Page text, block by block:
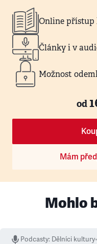
Online přístup
Články i v
Možnost
od
Mám
Mohlo
Podcasty: Dělníci kultury•